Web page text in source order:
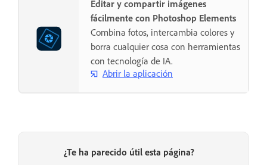
Editar y compartir imágenes
fácilmente con Photoshop Elements
Combina fotos, intercambia colores y
borra cualquier cosa con herramientas
con tecnología de IA.
Abrir la aplicación
¿Te ha parecido útil esta página?